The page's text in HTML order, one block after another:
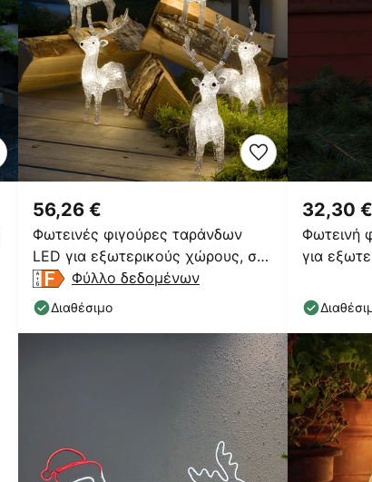
Φωτεινές φιγούρες ταράνδων
LED για εξωτερικούς χώρους, σετ
5 τεμαχίων
56,26 €
Φύλλο δεδομένων
Διαθέσιμο
Φωτεινή
για
32,30 €